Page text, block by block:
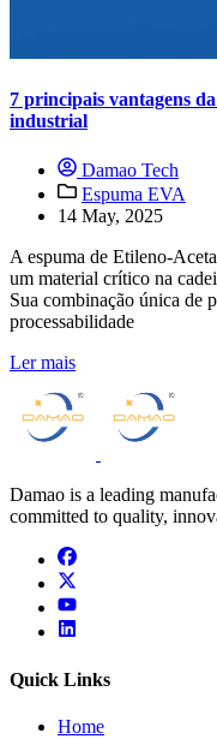
7 principais vantagens
industrial
Damao Tech
Espuma EVA
14 May, 2025
A espuma de Etileno-
um material crítico na
Sua combinação única de
processabilidade
Ler mais
Damao is a leading
committed to quality,
facebook
x
youtube
linkedin
Quick Links
Home